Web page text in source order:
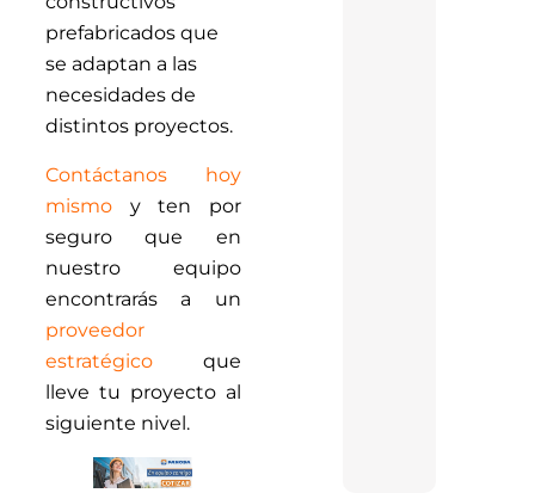
prefabricados que
se adaptan a las
necesidades de
distintos proyectos.
Contáctanos hoy
mismoy ten por
seguro que en
nuestro equipo
encontrarás a un
proveedor
estratégicoque
lleve tu proyecto al
siguiente nivel.